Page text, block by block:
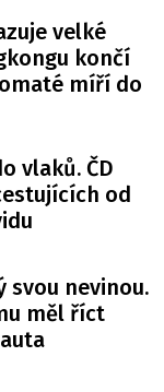
velké
končí
míří do
vlaků. ČD
od
svou nevinou.
měl říct